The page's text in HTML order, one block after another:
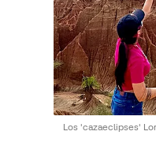
Los 'cazaeclipses'